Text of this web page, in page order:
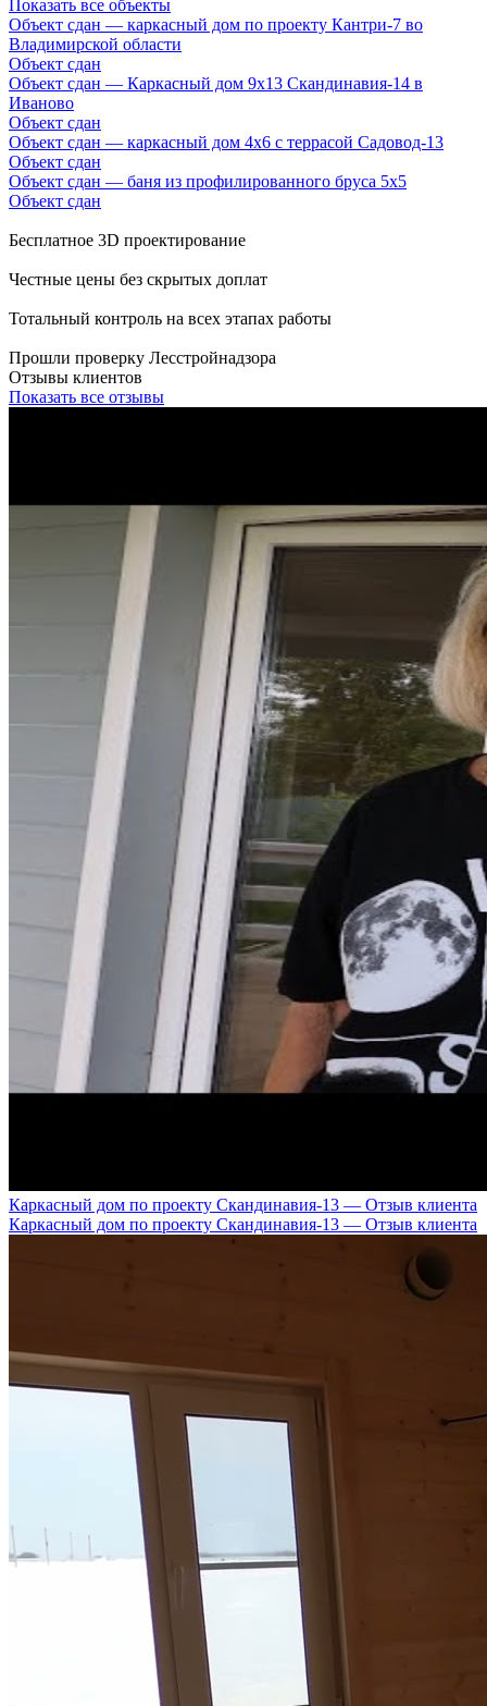
Показать все объекты
Объект сдан — каркасный дом по проекту Кантри-7 во
Владимирской области
Объект сдан
Объект сдан — Каркасный дом 9х13 Скандинавия-14 в
Иваново
Объект сдан
Объект сдан — каркасный дом 4х6 с террасой Садовод-13
Объект сдан
Объект сдан — баня из профилированного бруса 5х5
Объект сдан
Бесплатное 3D проектирование
Честные цены без скрытых доплат
Тотальный контроль на всех этапах работы
Прошли проверку Лесстройнадзора
Отзывы клиентов
Показать все отзывы
Каркасный дом по проекту Скандинавия-13 — Отзыв клиента
Каркасный дом по проекту Скандинавия-13 — Отзыв клиента